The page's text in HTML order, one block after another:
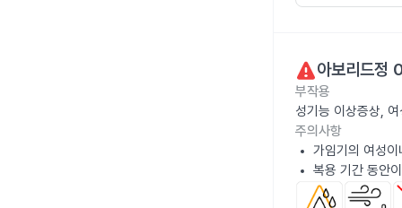
아보리드정
부작용
성기능 이상증상,
주의사항
가임기의 여성
복용 기간 동안